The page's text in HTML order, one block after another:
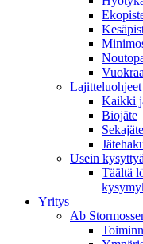
Lajitteluohjeet
Kaikki
Biojäte
Sekajäte
Usein kysyttyä
Täältä
Yritys
Ab